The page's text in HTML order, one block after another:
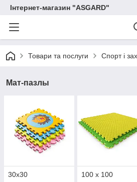
Інтернет-магазин "ASGARD"
Товари та послуги Спорт і
Мат-пазлы
30х30 100 x 100